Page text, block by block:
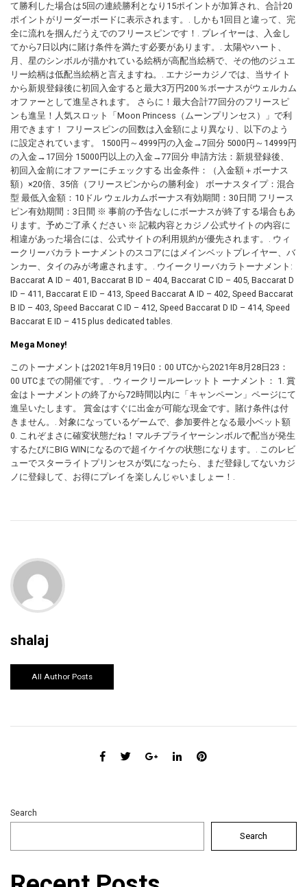
て勝利した場合は5回の連続勝利となり15ポイントが加算され、合計20
ポイントがリーダーボードに表示されます。. しかも1回目と違って、完
全に流れを掴んだうえでのフリースピンです！. プレイヤーは、入金し
てから7日以内に賭け条件を満たす必要があります。. 太陽やハート、
月、星のシンボルが描かれている絵柄が高配当絵柄で、その他のジュエ
リー絵柄は低配当絵柄と言えますね。. エナジーカジノでは、当サイト
から新規登録後に初回入金すると最大3万円200％ボーナスがウェルカム
オファーとして進呈されます。 さらに！最大合計77回分のフリースピ
ンも進呈！人気スロット「Moon Princess（ムーンプリンセス）」で利
用できます！ フリースピンの回数は入金額により異なり、以下のよう
に設定されています。 1500円～4999円の入金→7回分 5000円～14999円
の入金→17回分 15000円以上の入金→77回分 申請方法：新規登録後、
初回入金前にオファーにチェックする 出金条件：（入金額＋ボーナス
額）×20倍、35倍（フリースピンからの勝利金） ボーナスタイプ：混合
型 最低入金額：10ドル ウェルカムボーナス有効期間：30日間 フリース
ピン有効期間：3日間 ※ 事前の予告なしにボーナスが終了する場合もあ
ります。予めご了承ください ※ 記載内容とカジノ公式サイトの内容に
相違があった場合には、公式サイトの利用規約が優先されます。. ウィ
ークリーバカラトーナメントのスコアにはメインベットプレイヤー、バ
ンカー、タイのみが考慮されます。. ウイークリーバカラトーナメント:
Baccarat A ID – 401, Baccarat B ID – 404, Baccarat C ID – 405, Baccarat D
ID – 411, Baccarat E ID – 413, Speed Baccarat A ID – 402, Speed Baccarat
B ID – 403, Speed Baccarat C ID – 412, Speed Baccarat D ID – 414, Speed
Baccarat E ID – 415 plus dedicated tables.
Mega Money!
このトーナメントは2021年8月19日0：00 UTCから2021年8月28日23：
00 UTCまでの開催です。. ウィークリールーレットト ーナメント： 1. 賞
金はトーナメントの終了から72時間以内に「キャンペーン」ページにて
進呈いたします。 賞金はすぐに出金が可能な現金です。賭け条件は付
きません。. 対象になっているゲームで、参加要件となる最小ベット額
0. これぞまさに確変状態だね！マルチプライヤーシンボルで配当が発生
するたびにBIG WINになるので超イケイケの状態になります。. このレビ
ューでスターライトプリンセスが気になったら、まだ登録してないカジ
ノに登録して、お得にプレイを楽しんじゃいましょー！.
shalaj
All Author Posts
Search
Search